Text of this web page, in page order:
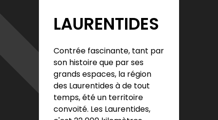
LAURENTIDES
Contrée fascinante, tant par
son histoire que par ses
grands espaces, la région
des Laurentides à de tout
temps, été un territoire
convoité. Les Laurentides,